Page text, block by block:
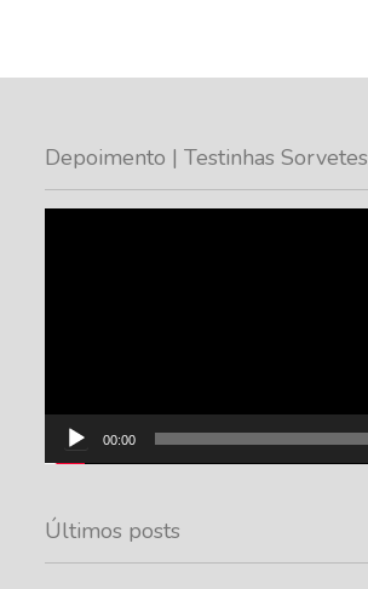
Depoimento | Testinhas Sorvetes
00:00
Últimos posts